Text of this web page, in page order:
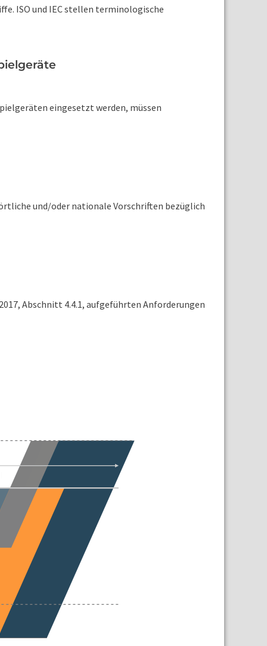
ISO und IEC stellen terminologische
eingesetzt werden, müssen
örtliche und/oder nationale Vorschriften bezüglich
Abschnitt 4.4.1, aufgeführten Anforderungen